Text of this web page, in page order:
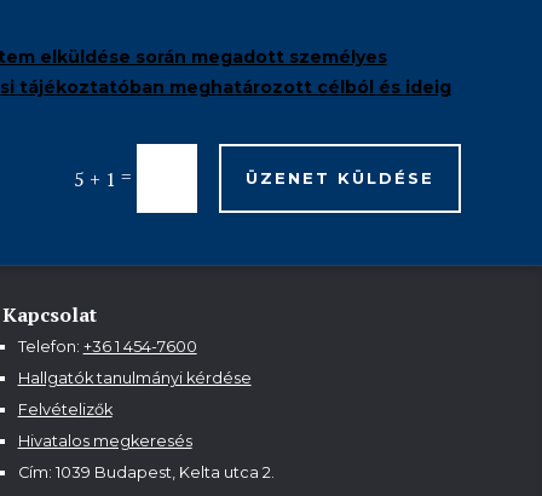
elküldése során megadott személyes
tájékoztatóban meghatározott célból és ideig
5 + 1 = ÜZENET KÜLDÉSE
Kapcsolat
Telefon: +36 1 454-7600
Hallgatók tanulmányi kérdése
Felvételizők
Hivatalos megkeresés
Cím: 1039 Budapest, Kelta utca 2.